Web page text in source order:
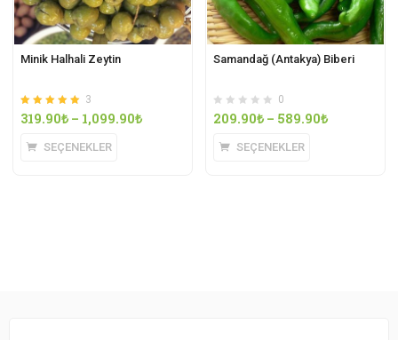
Minik Halhali Zeytin
5 üzerinden
5.00
3
319.90₺ – 1,099.90₺
SEÇENEKLER
Samandağ (Antakya) Biberi
0
209.90₺ – 589.90₺
SEÇENEKLER